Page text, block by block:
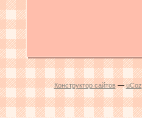
Конструктор сайтов—uCoz